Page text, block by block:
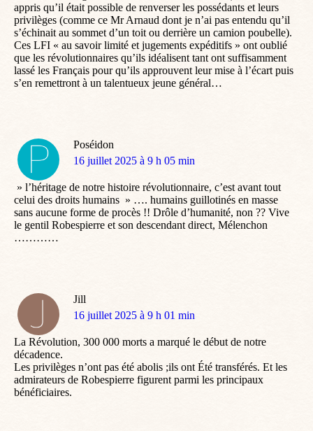
appris qu’il était possible de renverser les possédants et leurs
privilèges (comme ce Mr Arnaud dont je n’ai pas entendu qu’il
s’échinait au sommet d’un toit ou derrière un camion poubelle).
Ces LFI « au savoir limité et jugements expéditifs » ont oublié
que les révolutionnaires qu’ils idéalisent tant ont suffisamment
lassé les Français pour qu’ils approuvent leur mise à l’écart puis
s’en remettront à un talentueux jeune général…
Poséidon
dit
16 juillet 2025 à 9 h 05 min
» l’héritage de notre histoire révolutionnaire, c’est avant tout
celui des droits humains » …. humains guillotinés en masse
sans aucune forme de procès !! Drôle d’humanité, non ?? Vive
le gentil Robespierre et son descendant direct, Mélenchon
…………
Jill
dit
16 juillet 2025 à 9 h 01 min
La Révolution, 300 000 morts a marqué le début de notre
décadence.
Les privilèges n’ont pas été abolis ;ils ont Été transférés. Et les
admirateurs de Robespierre figurent parmi les principaux
bénéficiaires.